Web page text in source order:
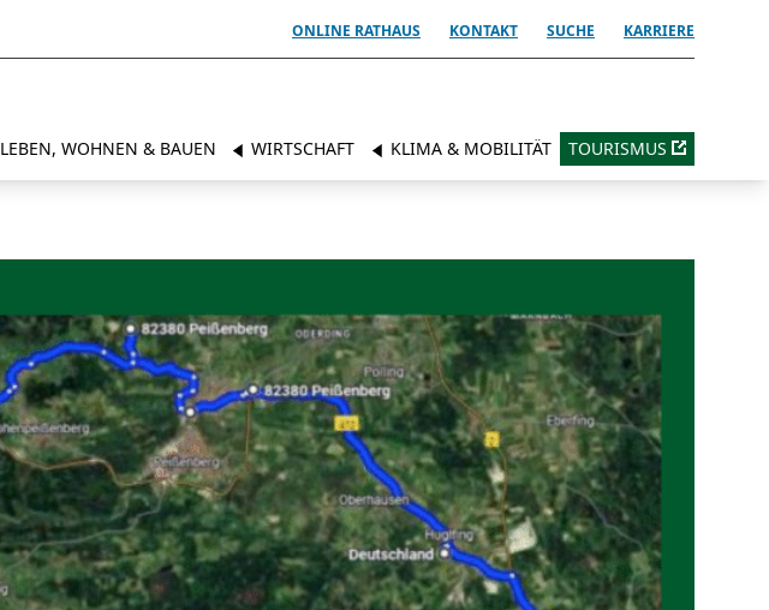
ONLINE RATHAUS KONTAKT SUCHE KARRIERE
LEBEN, WOHNEN & BAUEN WIRTSCHAFT KLIMA & MOBILITÄT TOURISMUS